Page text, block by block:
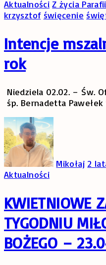
Aktualności Z życia Parafii
krzysztof święcenie
Intencje
rok
Niedziela 02.02. – Św.
śp. Bernadetta Pawełek
Mikołaj 2
Aktualności
KWIETNIOWE
TYGODNIU
BOŻEGO –